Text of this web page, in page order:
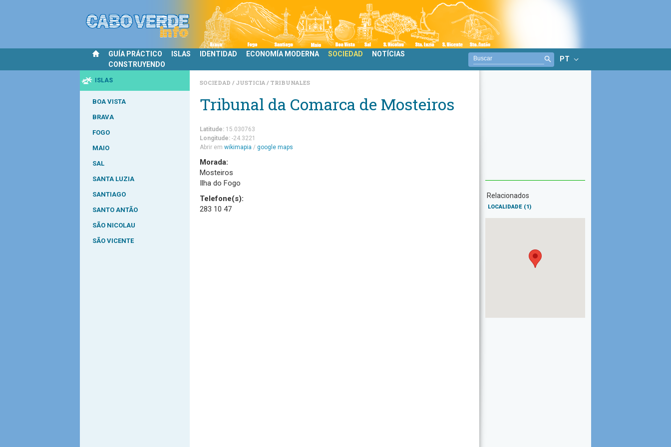
GUÍA PRÁCTICO ISLAS IDENTIDAD ECONOMÍA MODERNA SOCIEDAD
NOTÍCIAS
CONSTRUYENDO
PT
ISLAS
BOA VISTA
BRAVA
FOGO
MAIO
SAL
SANTA LUZIA
SANTIAGO
SANTO ANTÃO
SÃO NICOLAU
SÃO VICENTE
SOCIEDAD JUSTICIA TRIBUNALES
Tribunal da Comarca de Mosteiros
Latitude: 15.030763
Longitude: -24.3221
Abrir em wikimapia / google maps
Morada:
Mosteiros
Ilha do Fogo
Telefone(s):
283 10 47
Relacionados
LOCALIDADE (1)